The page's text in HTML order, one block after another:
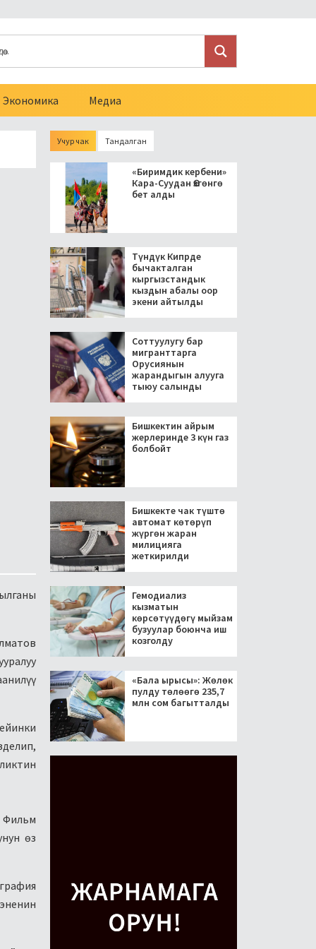
Экономика Медиа
бар мигранттарга Орусиянын жарандыгын алууга
Фильм
өз
Учур чак Тандалган
«Биримдик кербени»
Кара-Суудан Өзгөнгө
бет алды
Түндүк Кипрде
бычакталган
кыргызстандык
кыздын абалы оор
экени айтылды
Соттуулугу бар
мигранттарга
Орусиянын
жарандыгын алууга
тыюу салынды
Бишкектин айрым
жерлеринде 3 күн газ
болбойт
Бишкекте чак түштө
автомат көтөрүп
жүргөн жаран
милицияга
жеткирилди
Гемодиализ
кызматын
көрсөтүүдөгү мыйзам
бузуулар боюнча иш
козголду
«Бала ырысы»: Жөлөк
пулду төлөөгө 235,7
млн сом багытталды